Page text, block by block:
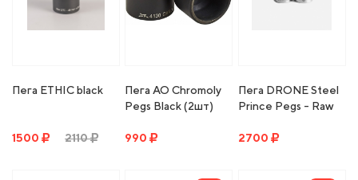
Пега ETHIC black
1500 2110
Пега AO Chromoly
Pegs Black (2шт)
990
Пега DRONE Steel
Prince Pegs - Raw
2700